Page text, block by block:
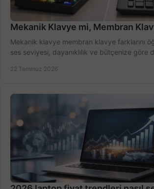
Mekanik Klavye mi, Membran
Mekanik klavye membran klavye farklarını
ses seviyesi, dayanıklılık ve bütçenize göre
22 Temmuz 2026